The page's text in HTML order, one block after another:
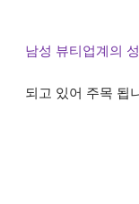
남성 뷰티업계의
되고 있어 주목 됩